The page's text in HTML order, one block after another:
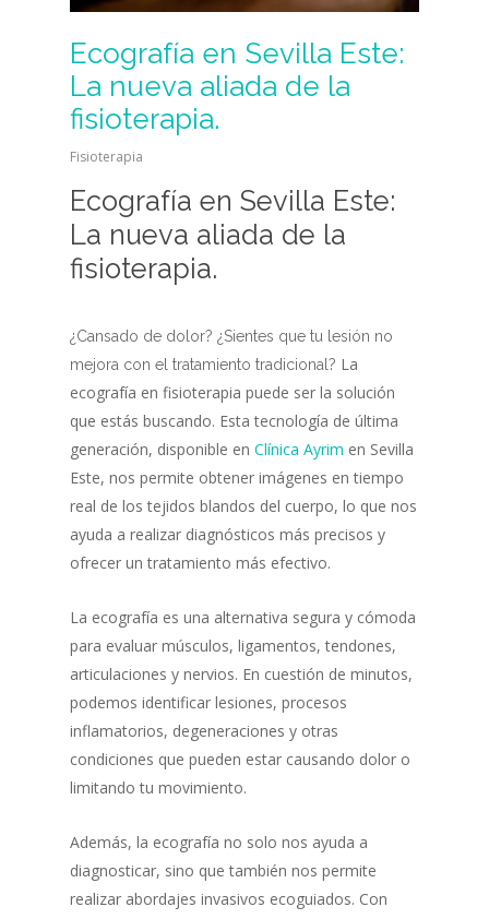
Ecografía en Sevilla Este:
La nueva aliada de la
fisioterapia.
Fisioterapia
Ecografía en Sevilla Este:
La nueva aliada de la
fisioterapia.
¿Cansado de dolor? ¿Sientes que tu lesión no
mejora con el tratamientotradicional? La
ecografía en fisioterapia puede ser la solución
que estás buscando. Esta tecnología de última
generación, disponible en Clínica Ayrim en Sevilla
Este, nos permite obtener imágenes en tiempo
real de los tejidos blandos del cuerpo, lo que nos
ayuda a realizar diagnósticos más precisos y
ofrecer un tratamiento más efectivo.
La ecografía es una alternativa segura y cómoda
para evaluar músculos, ligamentos, tendones,
articulaciones y nervios. En cuestión de minutos,
podemos identificar lesiones, procesos
inflamatorios, degeneraciones y otras
condiciones que pueden estar causando dolor o
limitando tu movimiento.
Además, la ecografía no solo nos ayuda a
diagnosticar, sino que también nos permite
realizar abordajes invasivos ecoguiados. Con